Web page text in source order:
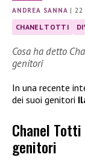
ANDREA SANNA |22
CHANEL TOTTI
Cosa ha detto
genitori
In una recente
dei suoi genitori
Chanel
genitori